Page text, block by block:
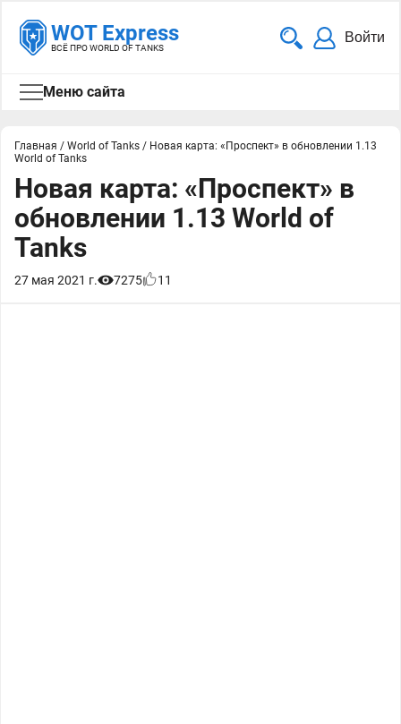
WOT Express
ВСЁ ПРО WORLD OF TANKS
Войти
Меню сайта
Главная / World of Tanks / Новая карта: «Проспект» в обновлении 1.13
World of Tanks
Новая карта: «Проспект» в
обновлении 1.13 World of
Tanks
27 мая 2021 г. 7275 11